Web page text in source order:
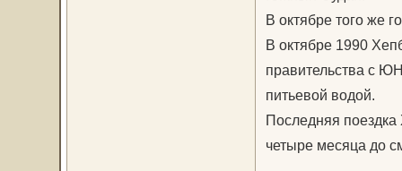
В октябре того же
В октябре 1990
правительства с
питьевой водой.
Последняя поездка
четыре месяца до